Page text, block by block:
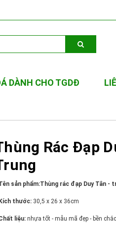
DÀNH CHO TGDĐ
Rác Đạp
sản phẩm:Thùng rác đạp Duy Tân -
thước: 30,5 x 26 x 36cm
liệu: nhựa tốt - mẫu mã đẹp - bền